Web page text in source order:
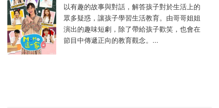
以有趣的故事與對話，解答孩子對於生活上的
眾多疑惑，讓孩子學習生活教育。由哥哥姐姐
演出的趣味短劇，除了帶給孩子歡笑，也會在
節目中傳遞正向的教育觀念。...